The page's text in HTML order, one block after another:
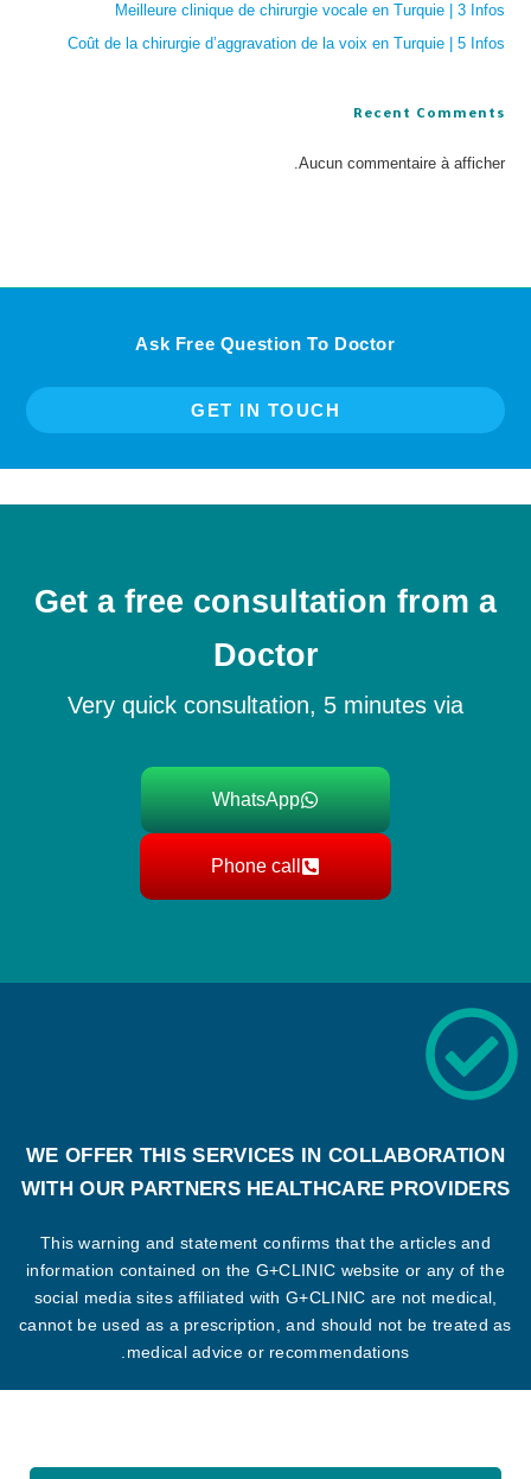
Meilleure clinique de chirurgie vocale en Turquie | 3 Infos
Coût de la chirurgie d’aggravation de la voix en Turquie | 5 Infos
Recent Comments
Aucun commentaire à afficher.
Ask Free Question To Doctor
GET IN TOUCH
Get a free consultation from a
Doctor
Very quick consultation, 5 minutes via
WhatsApp
Phone call
WE OFFER THIS SERVICES IN COLLABORATION
WITH OUR PARTNERS HEALTHCARE PROVIDERS
This warning and statement confirms that the articles and
information contained on the G+CLINIC website or any of the
social media sites affiliated with G+CLINIC are not medical,
cannot be used as a prescription, and should not be treated as
medical advice or recommendations.